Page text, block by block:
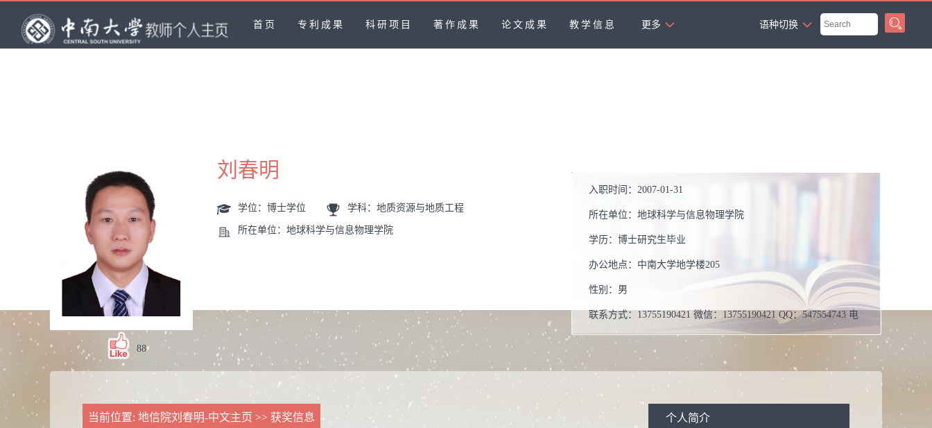
首页 专利成果 科研项目 著作成果 论文成果 教学信息 更多
语种切换
88
刘春明
学位：博士学位 学科：地质资源与地质工程
所在单位：地球科学与信息物理学院
入职时间： 2007-01-31
所在单位： 地球科学与信息物理学院
学历： 博士研究生毕业
办公地点： 中南大学地学楼205
性别： 男
联系方式： 13755190421 微信：13755190421 QQ：547554743 电
话：13755190421
学位：
在职信息：
中南大学
当前位置: 地信院刘春明-中文主页 >> 获奖信息 个人简介